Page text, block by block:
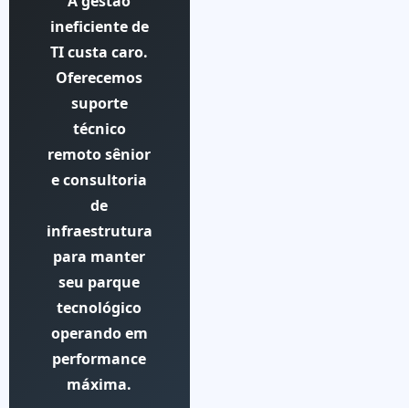
ineficiente de
TI custa caro.
Oferecemos
suporte
técnico
remoto sênior
e consultoria
de
infraestrutura
para manter
seu parque
tecnológico
operando em
performance
máxima.